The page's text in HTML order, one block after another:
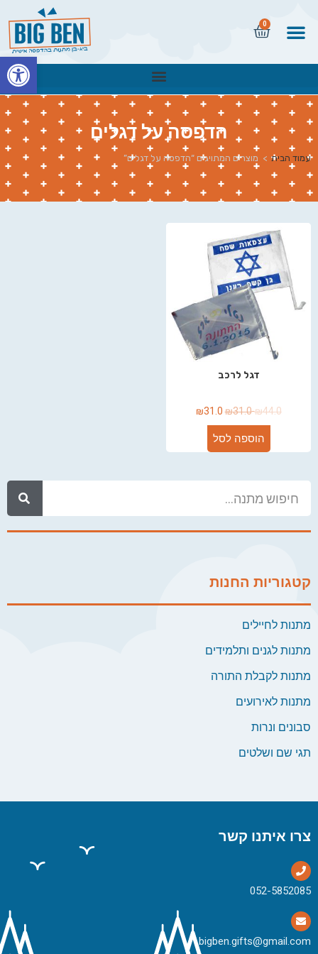
0
הדפסה על דגלים
עמוד הבית > מוצרים המתויגים “הדפסה על דגלים”
קטגוריות החנות
מתנות לחיילים
מתנות לגנים ותלמידים
מתנות לקבלת התורה
מתנות לאירועים
סבונים ונרות
תגי שם ושלטים
דגל לרכב
₪44.0
₪31.0
₪31.0
הוספה לסל
צרו איתנו קשר
bigben.gifts@gmail.com